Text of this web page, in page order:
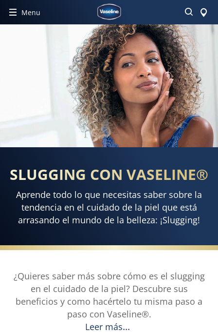
Menu Buscar
SLUGGING CON VASELINE®
Aprende todo lo que necesitas saber sobre la
tendencia en el cuidado de la piel que está
arrasando el mundo de la belleza: ¡Slugging!
¿Quieres saber más sobre cómo es el slugging
en el cuidado de la piel? Descubre sus
beneficios y como hacértelo tu misma paso a
paso con Vaseline®.
Leer más